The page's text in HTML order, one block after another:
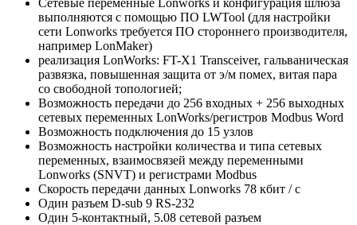
выполняются с помощью ПО LWTool (для настройки
сети Lonworks требуется ПО стороннего производителя,
например LonMaker)
реализация LonWorks: FT-X1 Transceiver, гальваническая
развязка, повышенная защита от э/м помех, витая пара
со свободной топологией;
Возможность передачи до 256 входных + 256 выходных
сетевых переменных LonWorks/регистров Modbus Word
Возможность подключения до 15 узлов
Возможность настройки количества и типа сетевых
переменных, взаимосвязей между переменными
Lonworks (SNVT) и регистрами Modbus
Скорость передачи данных Lonworks 78 кбит / с
Один разъем D-sub 9 RS-232
Один 5-контактный, 5.08 сетевой разъем